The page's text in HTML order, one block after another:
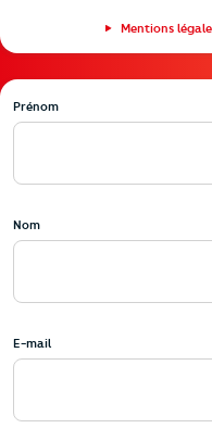
Mentions
Prénom
Nom
E-mail